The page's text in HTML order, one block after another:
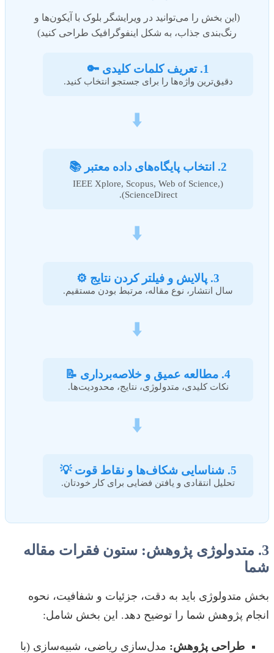
(این بخش را می‌توانید در ویرایشگر بلوک با آیکون‌ها و
رنگ‌بندی جذاب، به شکل اینفوگرافیک طراحی کنید)
1. تعریف کلمات کلیدی 🔑
دقیق‌ترین واژه‌ها را برای جستجو انتخاب کنید.
⬇️
2. انتخاب پایگاه‌های داده معتبر 📚
(IEEE Xplore, Scopus, Web of Science,
ScienceDirect).
⬇️
3. پالایش و فیلتر کردن نتایج ⚙️
سال انتشار، نوع مقاله، مرتبط بودن مستقیم.
⬇️
4. مطالعه عمیق و خلاصه‌برداری 📝
نکات کلیدی، متدولوژی، نتایج، محدودیت‌ها.
⬇️
5. شناسایی شکاف‌ها و نقاط قوت 💡
تحلیل انتقادی و یافتن فضایی برای کار خودتان.
3. متدولوژی پژوهش: ستون فقرات مقاله
شما
بخش متدولوژی باید به دقت، جزئیات و شفافیت، نحوه
انجام پژوهش شما را توضیح دهد. این بخش شامل:
طراحی پژوهش: مدل‌سازی ریاضی، شبیه‌سازی (با